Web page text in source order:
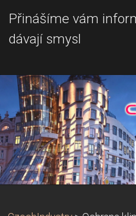
Přinášíme vám
dávají smysl